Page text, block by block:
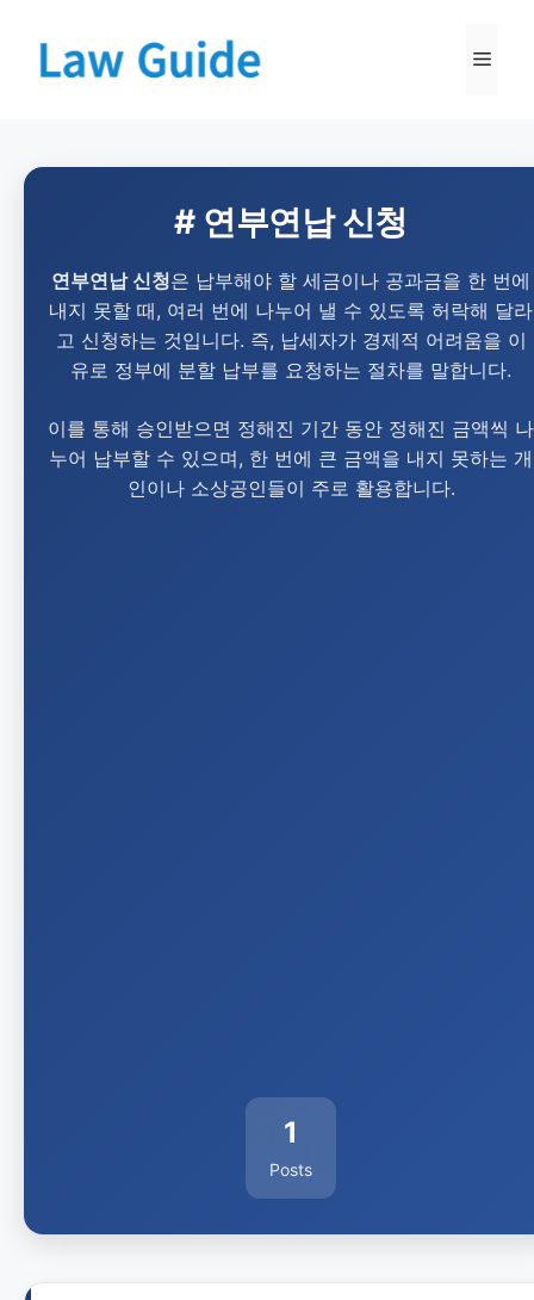
# 연부연납 신청
연부연납 신청은 납부해야 할 세금이나 공과금을 한 번에
내지 못할 때, 여러 번에 나누어 낼 수 있도록 허락해 달라
고 신청하는 것입니다. 즉, 납세자가 경제적 어려움을 이
유로 정부에 분할 납부를 요청하는 절차를 말합니다.
이를 통해 승인받으면 정해진 기간 동안 정해진 금액씩 나
누어 납부할 수 있으며, 한 번에 큰 금액을 내지 못하는 개
인이나 소상공인들이 주로 활용합니다.
1
Posts